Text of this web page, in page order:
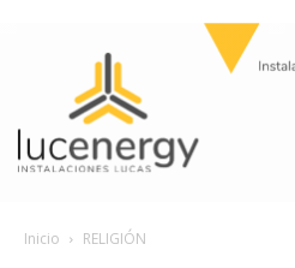
Inicio RELIGIÓN